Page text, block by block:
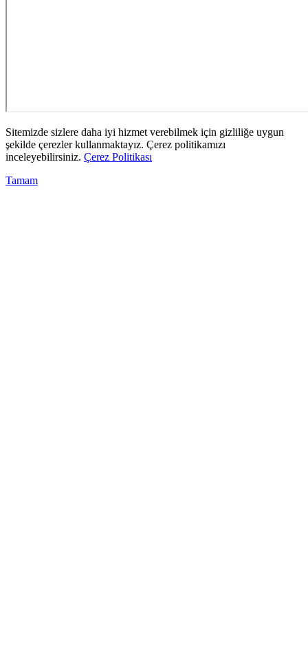
Sitemizde sizlere daha iyi hizmet verebilmek için gizliliğe uygun
şekilde çerezler kullanmaktayız. Çerez politikamızı
inceleyebilirsiniz. Çerez Politikası
Tamam